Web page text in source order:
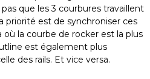
que les 3 courbures travaillent
priorité est de synchroniser ces
où la courbe de rocker est la plus
est également plus
des rails. Et vice versa.